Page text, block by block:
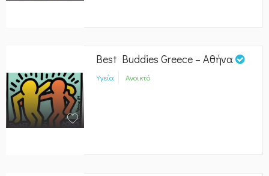
Best Buddies Greece – Αθήνα
Υγεία Ανοικτό